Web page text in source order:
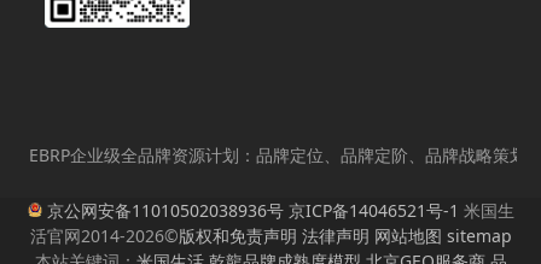
企业级全品牌资源计划：品牌定位、品牌定阶、品牌战略策划、
京公网安备11010502038936号 京ICP备14046521号-1 米国生
活官网2014-2026©版权和免责声明 法律声明 网站地图 sitemap